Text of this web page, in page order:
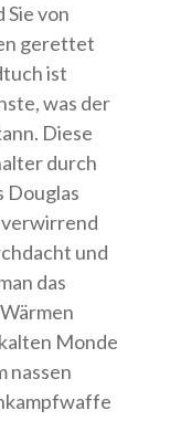
Sie von
gerettet
ist
was der
Diese
durch
Douglas
verwirrend
und
das
Monde
nassen